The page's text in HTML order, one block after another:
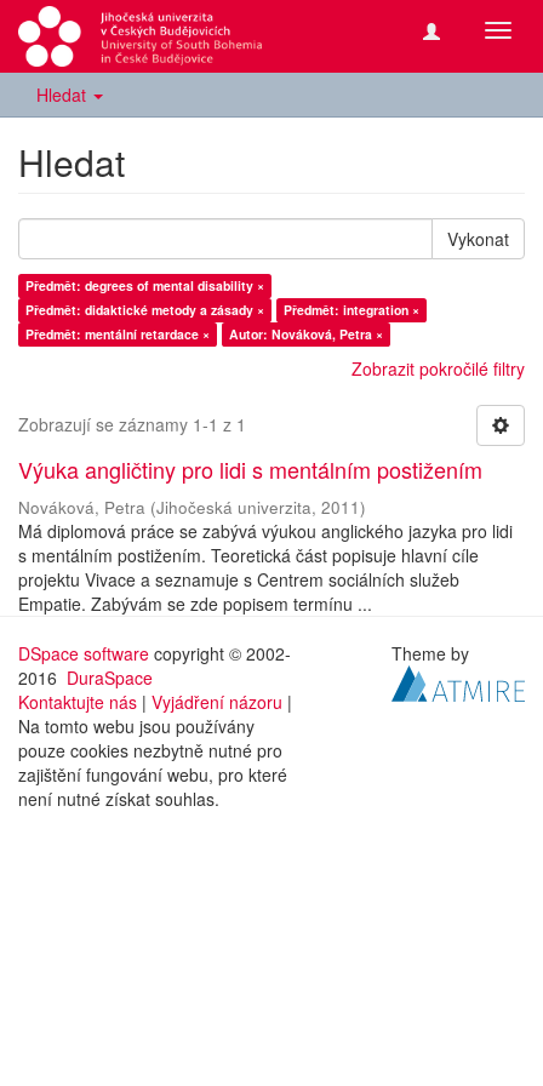
Hledat
Hledat
Vykonat
Předmět: degrees of mental disability ×
Předmět: didaktické metody a zásady ×
Předmět: integration ×
Předmět: mentální retardace ×
Autor: Nováková, Petra ×
Zobrazit pokročilé filtry
Zobrazují se záznamy 1-1 z 1
Výuka angličtiny pro lidi s mentálním postižením
Nováková, Petra (Jihočeská univerzita, 2011)
Má diplomová práce se zabývá výukou anglického jazyka pro lidi
s mentálním postižením. Teoretická část popisuje hlavní cíle
projektu Vivace a seznamuje s Centrem sociálních služeb
Empatie. Zabývám se zde popisem termínu ...
DSpace software copyright © 2002-
2016 DuraSpace
Kontaktujte nás | Vyjádření názoru |
Na tomto webu jsou používány
pouze cookies nezbytně nutné pro
zajištění fungování webu, pro které
není nutné získat souhlas.
Theme by